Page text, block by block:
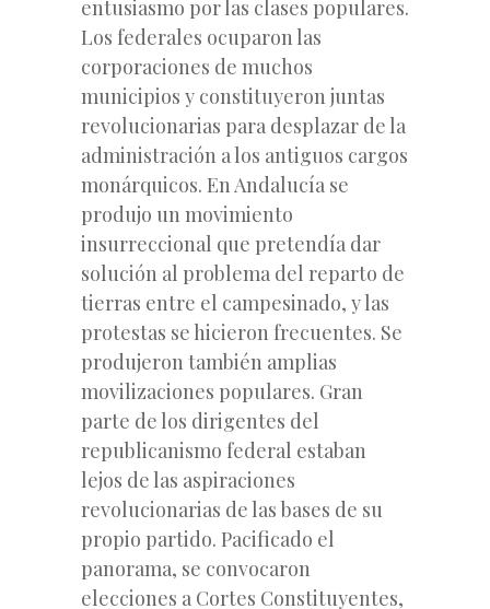
entusiasmo por las clases populares.
Los federales ocuparon las
corporaciones de muchos
municipios y constituyeron juntas
revolucionarias para desplazar de la
administración a los antiguos cargos
monárquicos. En Andalucía se
produjo un movimiento
insurreccional que pretendía dar
solución al problema del reparto de
tierras entre el campesinado, y las
protestas se hicieron frecuentes. Se
produjeron también amplias
movilizaciones populares. Gran
parte de los dirigentes del
republicanismo federal estaban
lejos de las aspiraciones
revolucionarias de las bases de su
propio partido. Pacificado el
panorama, se convocaron
elecciones a Cortes Constituyentes,